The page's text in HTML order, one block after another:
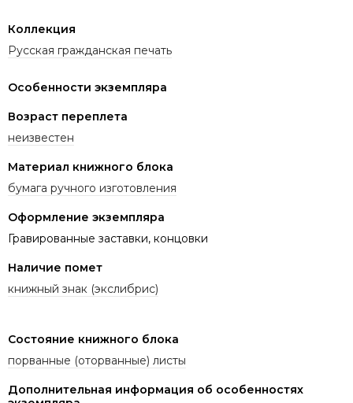
Коллекция
Русская гражданская печать
Особенности экземпляра
Возраст переплета
неизвестен
Материал книжного блока
бумага ручного изготовления
Оформление экземпляра
Гравированные заставки, концовки
Наличие помет
книжный знак (экслибрис)
Состояние книжного блока
порванные (оторванные) листы
Дополнительная информация об особенностях